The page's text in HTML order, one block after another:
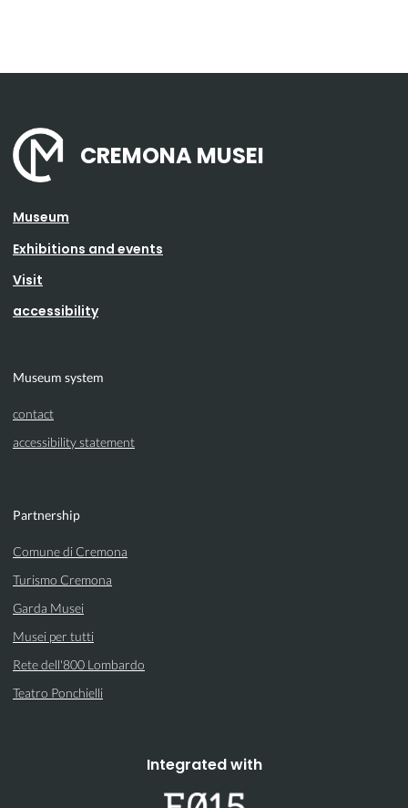
CREMONA MUSEI
Museum
Exhibitions and events
Visit
accessibility
Museum system
contact
accessibility statement
Partnership
Comune di Cremona
Turismo Cremona
Garda Musei
Musei per tutti
Rete dell'800 Lombardo
Teatro Ponchielli
Integrated with